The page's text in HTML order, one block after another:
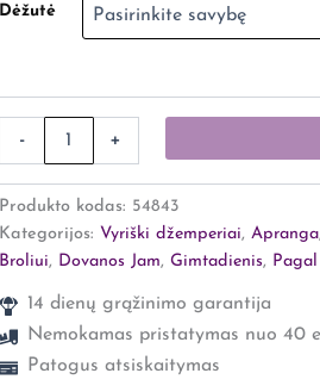
Dėžutė
- +
Produkto kodas: 54843
Kategorijos: Vyriški džemperiai, Apranga,
Broliui, Dovanos Jam, Gimtadienis,
14 dienų grąžinimo garantija
Nemokamas pristatymas nuo 40
Patogus atsiskaitymas